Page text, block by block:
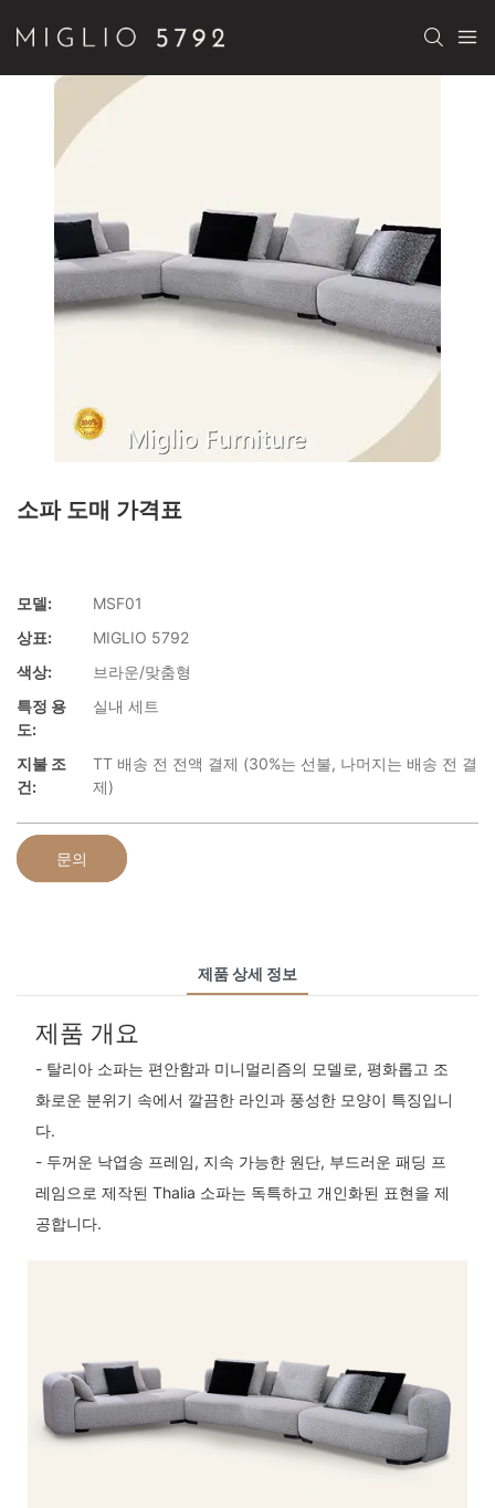
소파 도매 가격표
모델:
MSF01
상표:
MIGLIO 5792
색상:
브라운/맞춤형
특정 용
도:
실내 세트
지불 조
건:
TT 배송 전 전액 결제 (30%는 선불, 나머지는 배송 전 결
제)
문의
제품 상세 정보
제품 개요
- 탈리아 소파는 편안함과 미니멀리즘의 모델로, 평화롭고 조
화로운 분위기 속에서 깔끔한 라인과 풍성한 모양이 특징입니
다.
- 두꺼운 낙엽송 프레임, 지속 가능한 원단, 부드러운 패딩 프
레임으로 제작된 Thalia 소파는 독특하고 개인화된 표현을 제
공합니다.